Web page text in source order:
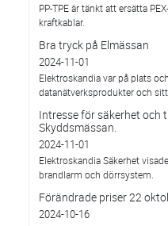
PP-TPE är tänkt att ersätta
kraftkablar.
Bra tryck på Elmässan
2024-11-01
Elektroskandia var på plats
datanätverksprodukter och
Intresse för säkerhet och
Skyddsmässan.
2024-11-01
Elektroskandia Säkerhet
brandlarm och dörrsystem.
Förändrade priser 22
2024-10-16